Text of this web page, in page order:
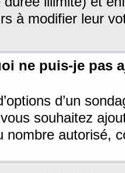
à modifier leur
ne puis-je pas
d’un
souhaitez
nombre autorisé,